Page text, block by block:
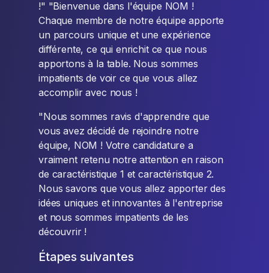
!" "Bienvenue dans l'équipe NOM !
Chaque membre de notre équipe apporte
un parcours unique et une expérience
différente, ce qui enrichit ce que nous
apportons à la table. Nous sommes
impatients de voir ce que vous allez
accomplir avec nous !
"Nous sommes ravis d'apprendre que
vous avez décidé de rejoindre notre
équipe, NOM ! Votre candidature a
vraiment retenu notre attention en raison
de caractéristique 1 et caractéristique 2.
Nous savons que vous allez apporter des
idées uniques et innovantes à l'entreprise
et nous sommes impatients de les
découvrir !
Étapes suivantes